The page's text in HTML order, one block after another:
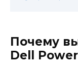
Почему
Dell